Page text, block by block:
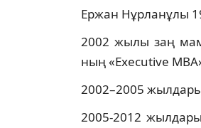
Ержан Нұрланұлы
2002 жылы заң
ның «Executive
2002–2005 жылдары
2005-2012